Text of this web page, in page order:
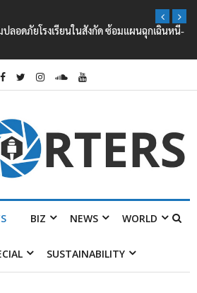
ลอดภัยโรงเรียนในสังกัด ซ้อมแผนฉุกเฉินหนี-
BIZ NEWS WORLD
SUSTAINABILITY